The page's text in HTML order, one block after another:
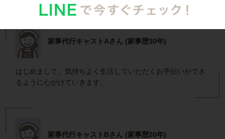
家事代行キャストAさん (家事歴30年)
はじめまして。気持ちよく生活していただくお手伝いができ
るように心がけていきます。
家事代行キャストBさん (家事歴20年)